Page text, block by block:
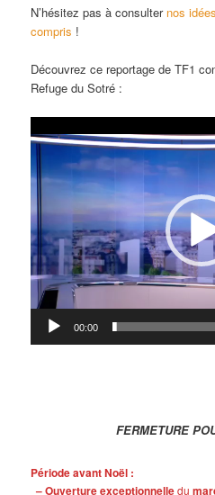
N’hésitez pas à consulter nos
compris !
Découvrez ce reportage de TF1
Refuge du Sotré :
vidéo
00:00
FERMETURE
Période avant Noël :
– Ouverture exceptionnelledu